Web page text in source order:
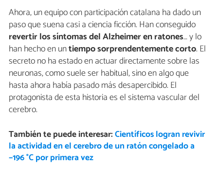
Ahora, un equipo con participación catalana ha dado un
paso que suena casi a ciencia ficción. Han conseguido
revertir los síntomas del Alzheimer en ratones… y lo
han hecho en untiempo sorprendentemente corto. El
secreto no ha estado en actuar directamente sobre las
neuronas, como suele ser habitual, sino en algo que
hasta ahora había pasado más desapercibido. El
protagonista de esta historia es el sistema vascular del
cerebro.
También te puede interesar:Científicos logran revivir
la actividad en el cerebro de un ratón congelado a
−196 °C por primera vez